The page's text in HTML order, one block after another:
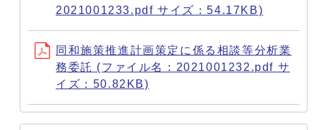
2021001233.pdf サイズ：54.17KB)
同和施策推進計画策定に係る相談等分析業
務委託 (ファイル名：2021001232.pdf サ
イズ：50.82KB)